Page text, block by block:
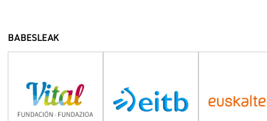
BABESLEAK